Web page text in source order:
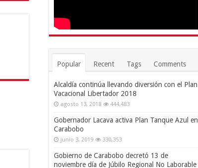
Popular Recent Tags Comments
Alcaldía continúa llevando diversión con el Plan
Vacacional Libertador 2018
agosto 13, 2018 444,483
Gobernador Lacava activa Plan Tanque Azul en
Carabobo
junio 3, 2019 330,353
Gobierno de Carabobo decretó 13 de
noviembre día de Júbilo Regional No Laborable